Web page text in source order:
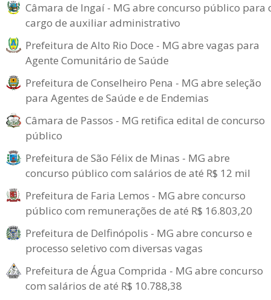
Câmara de Ingaí - MG abre concurso público para
cargo de auxiliar administrativo
Prefeitura de Alto Rio Doce - MG abre vagas para
Agente Comunitário de Saúde
Prefeitura de Conselheiro Pena - MG abre seleção
para Agentes de Saúde e de Endemias
Câmara de Passos - MG retifica edital de concurso
público
Prefeitura de São Félix de Minas - MG abre
concurso público com salários de até R$ 12 mil
Prefeitura de Faria Lemos - MG abre concurso
público com remunerações de até R$ 16.803,20
Prefeitura de Delfinópolis - MG abre concurso e
processo seletivo com diversas vagas
Prefeitura de Água Comprida - MG abre concurso
com salários de até R$ 10.788,38